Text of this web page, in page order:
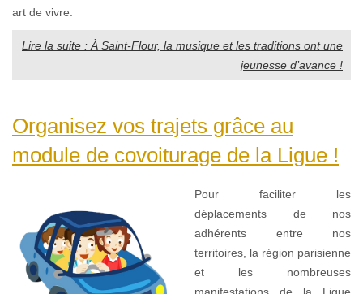
art de vivre.
Lire la suite : À Saint-Flour, la musique et les traditions ont une
jeunesse d’avance !
Organisez vos trajets grâce au
module de covoiturage de la Ligue !
Pour faciliter les
déplacements de nos
adhérents entre nos
territoires, la région parisienne
et les nombreuses